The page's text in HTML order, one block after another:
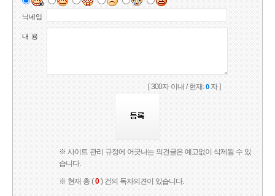
닉네임
내 용
[ 300자 이내 / 현재:0자 ]
※ 사이트 관리 규정에 어긋나는 의견글은 예고없이 삭제될 수 있
습니다.
※ 현재 총 (0) 건의 독자의견이 있습니다.